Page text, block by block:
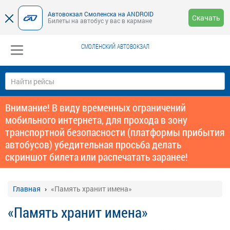
Автовокзал Смоленска на ANDROID
Билеты на автобус у вас в кармане
Скачать
СМОЛЕНСКИЙ АВТОВОКЗАЛ
Внимание! В виду временных ограничений
мобильного интернета, для прохода в зону
транспортной безопасности (платформы прибытия
автобусов) убедительная просьба делать
скриншот билета или распечатать заранее!
Главная «Память хранит имена»
«Память хранит имена»